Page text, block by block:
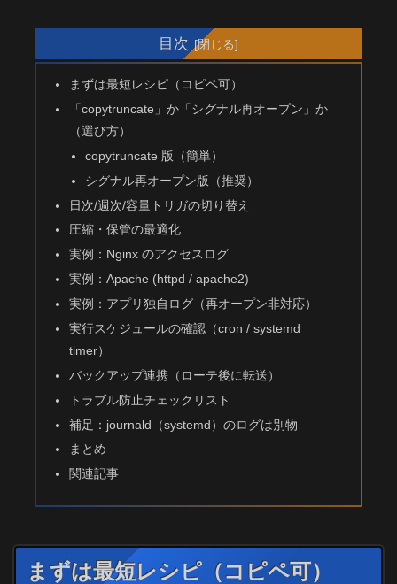
目次
まずは最短レシピ（コピペ可）
「copytruncate」か「シグナル再オープン」か
（選び方）
copytruncate 版（簡単）
シグナル再オープン版（推奨）
日次/週次/容量トリガの切り替え
圧縮・保管の最適化
実例：Nginx のアクセスログ
実例：Apache (httpd / apache2)
実例：アプリ独自ログ（再オープン非対応）
実行スケジュールの確認（cron / systemd
timer）
バックアップ連携（ローテ後に転送）
トラブル防止チェックリスト
補足：journald（systemd）のログは別物
まとめ
関連記事
まずは最短レシピ（コピペ可）